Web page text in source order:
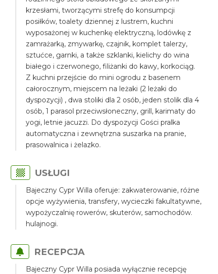
krzesłami, tworzącymi strefę do konsumpcji
posiłków, toalety dziennej z lustrem, kuchni
wyposażonej w kuchenkę elektryczną, lodówkę z
zamrażarką, zmywarkę, czajnik, komplet talerzy,
sztućce, garnki, a także szklanki, kielichy do wina
białego i czerwonego, filiżanki do kawy, korkociąg.
Z kuchni przejście do mini ogrodu z basenem
całorocznym, miejscem na leżaki (2 leżaki do
dyspozycji) , dwa stoliki dla 2 osób, jeden stolik dla 4
osób, 1 parasol przeciwsłoneczny, grill, karimaty do
yogi, letnie jacuzzi. Do dyspozycji Gości pralka
automatyczna i zewnętrzna suszarka na pranie,
prasowalnica i żelazko.
USŁUGI
Bajeczny Cypr Willa oferuje: zakwaterowanie, różne
opcje wyżywienia, transfery, wycieczki fakultatywne,
wypożyczalnię rowerów, skuterów, samochodów.
hulajnogi.
RECEPCJA
Bajeczny Cypr Willa posiada wyłącznie recepcję